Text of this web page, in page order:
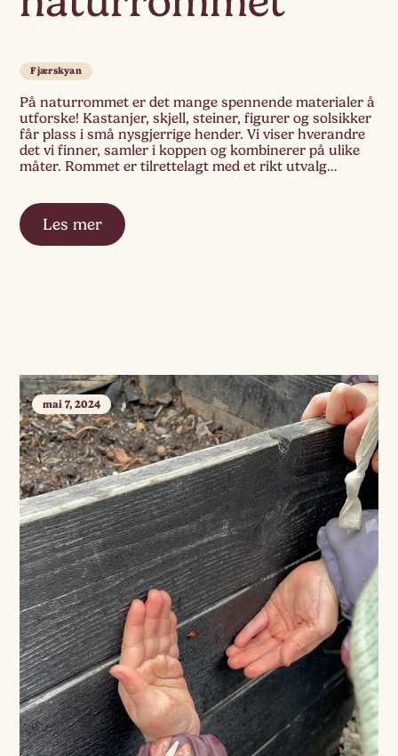
Fjærskyan
På naturrommet er det mange spennende materialer å
utforske! Kastanjer, skjell, steiner, figurer og solsikker
får plass i små nysgjerrige hender. Vi viser hverandre
det vi finner, samler i koppen og kombinerer på ulike
måter. Rommet er tilrettelagt med et rikt utvalg
Les mer
mai 7, 2024